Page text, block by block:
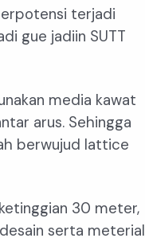
terjadi
gue jadiin SUTT
media kawat
arus. Sehingga
berwujud lattice
30 meter,
serta meterial